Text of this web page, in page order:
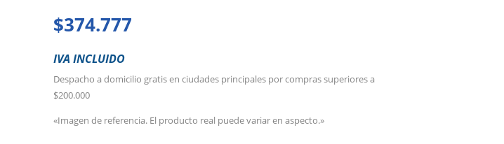
$374.777
IVA INCLUIDO
Despacho a domicilio gratis en ciudades principales por compras superiores a
$200.000
«Imagen de referencia. El producto real puede variar en aspecto.»